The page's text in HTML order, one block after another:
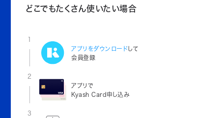
どこでもたくさん使いたい場合
1
アプリをダウンロードして
会員登録
2
アプリで
Kyash Card申し込み
3